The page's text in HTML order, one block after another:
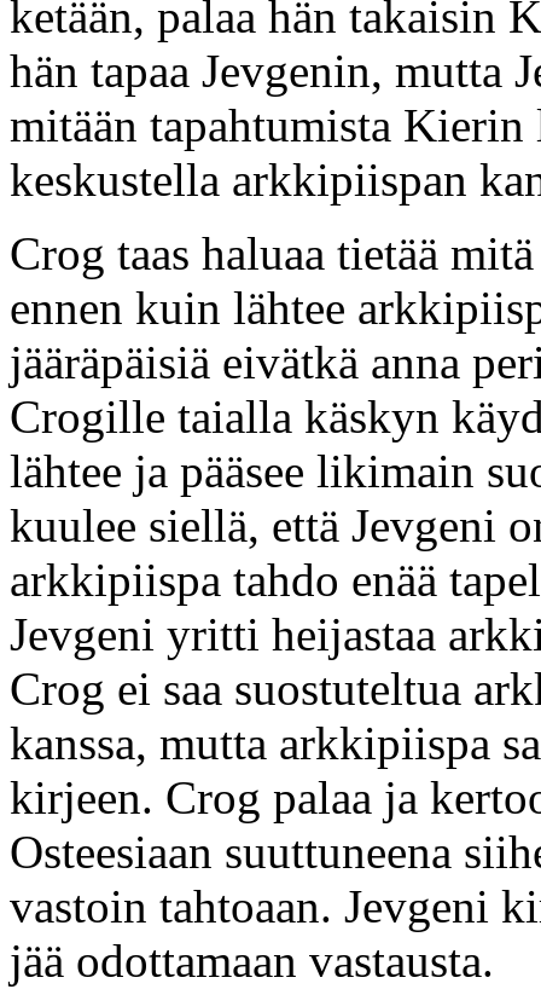
ketään, palaa hän takaisin
hän tapaa Jevgenin, mutta
mitään tapahtumista Kierin
keskustella arkkipiispan
Crog taas haluaa tietää
ennen kuin lähtee
jääräpäisiä eivätkä anna
Crogille taialla käskyn
lähtee ja pääsee likimain
kuulee siellä, että Jevgeni
arkkipiispa tahdo enää
Jevgeni yritti heijastaa
Crog ei saa suostuteltua
kanssa, mutta arkkipiispa
kirjeen. Crog palaa ja
Osteesiaan suuttuneena
vastoin tahtoaan. Jevgeni
jää odottamaan vastausta.